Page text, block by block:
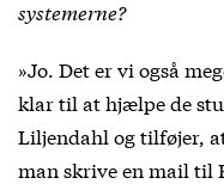
systemerne?
»Jo. Det er vi også
klar til at hjælpe de
Liljendahl og tilføjer,
man skrive en mail til